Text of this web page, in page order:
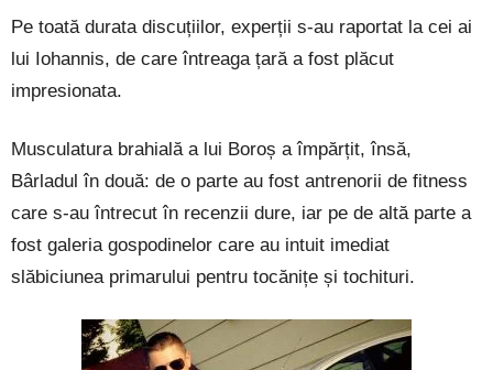
Pe toată durata discuțiilor, experții s-au raportat la cei ai
lui Iohannis, de care întreaga țară a fost plăcut
impresionata.
Musculatura brahială a lui Boroș a împărțit, însă,
Bârladul în două: de o parte au fost antrenorii de fitness
care s-au întrecut în recenzii dure, iar pe de altă parte a
fost galeria gospodinelor care au intuit imediat
slăbiciunea primarului pentru tocănițe și tochituri.